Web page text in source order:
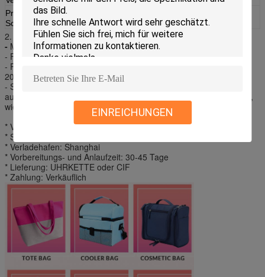
EINREICHUNGEN
Produkt-
Schlüsselwörter
2.
Qualitätssicherung:
- Material: Polyester, nicht gesponnen
- Futter: 3mm Aluminiumfolie oder PVC
- Reißverschluss: Hochfeste Stärke-Reißverschluss-Züge mit
20000mal-Schleifen-Test
- Schließung: Knopf/breiten
aus,/Umschlag,/Verschluss/Reißverschluss zumachen Schließung,
wie verlangt
* Verpackung: 100pcs/ctn, Kartongröße: 55*50*45cm
* SOEM U. ODM: Annehmbar
* Verladehafen: Shanghai
* Vorbereitungs- und Anlaufzeit: 30-45 Tage
* Lieferung: UHRKETTE oder CIF
* Zahlung: Verkäuflich